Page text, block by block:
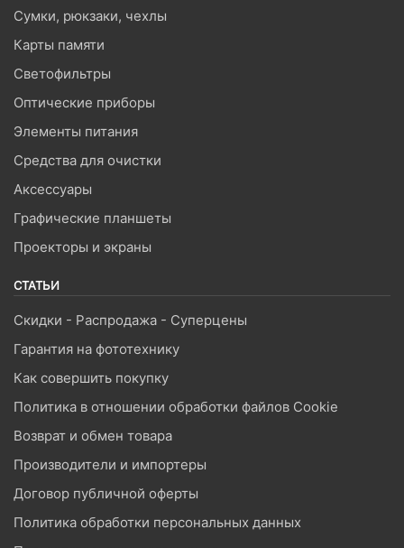
Сумки, рюкзаки, чехлы
Карты памяти
Светофильтры
Оптические приборы
Элементы питания
Средства для очистки
Аксессуары
Графические планшеты
Проекторы и экраны
СТАТЬИ
Скидки - Распродажа - Суперцены
Гарантия на фототехнику
Как совершить покупку
Политика в отношении обработки файлов Cookie
Возврат и обмен товара
Производители и импортеры
Договор публичной оферты
Политика обработки персональных данных